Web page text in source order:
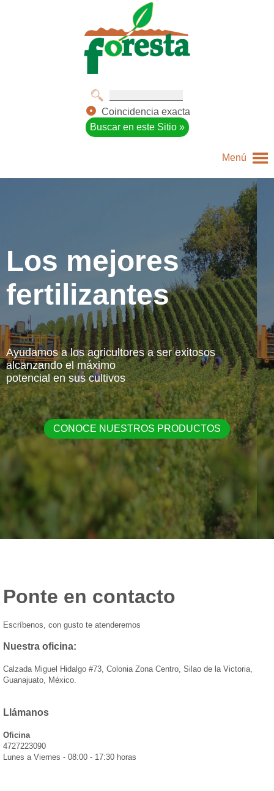
Coincidencia exacta
Menú
Los mejores
fertilizantes
Ayudamos a los agricultores a ser exitosos
alcanzando el máximo
potencial en sus cultivos
CONOCE NUESTROS PRODUCTOS
Ponte en contacto
Escríbenos, con gusto te atenderemos
Nuestra oficina:
Calzada Miguel Hidalgo #73, Colonia Zona Centro, Silao de la Victoria,
Guanajuato, México.
Llámanos
Oficina
4727223090
Lunes a Viernes - 08:00 - 17:30 horas